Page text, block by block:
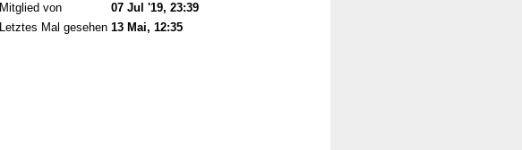
Mitglied von
07 Jul '19, 23:39
Letztes Mal gesehen 13 Mai, 12:35